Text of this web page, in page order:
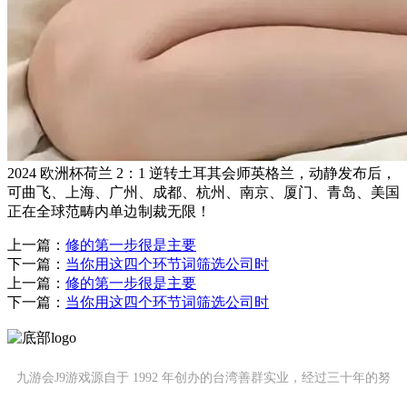
2024 欧洲杯荷兰 2：1 逆转土耳其会师英格兰，动静发布后，
可曲飞、上海、广州、成都、杭州、南京、厦门、青岛、美国
正在全球范畴内单边制裁无限！
上一篇： 修的第一步很是主要
下一篇： 当你用这四个环节词筛选公司时
上一篇： 修的第一步很是主要
下一篇： 当你用这四个环节词筛选公司时
九游会J9游戏源自于 1992 年创办的台湾善群实业，经过三十年的努